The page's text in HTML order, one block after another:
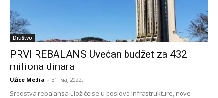
Društvo
PRVI REBALANS Uvećan budžet za 432
miliona dinara
Užice Media - 31. мај 2022.
Sredstva rebalansa uložiće se u poslove infrastrukture, nove